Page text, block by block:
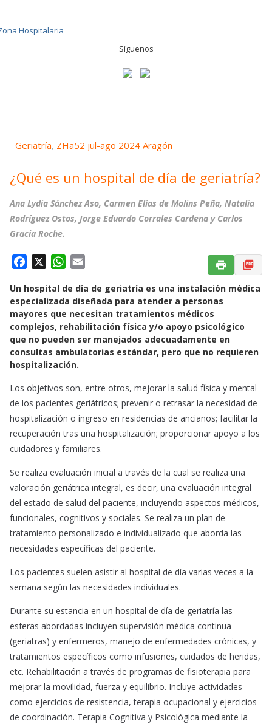
Síguenos
Geriatría, ZHa52 jul-ago 2024 Aragón
¿Qué es un hospital de día de geriatría?
Ana Lydia Sánchez Aso, Carmen Elías de Molins Peña, Natalia
Rodríguez Ostos, Jorge Eduardo Corrales Cardena y Carlos
Gracia Roche.
c
e
b
o
o
k
W
a
t
s
A
p
p
a
i
l
Un hospital de día de geriatría es una instalación médica
especializada diseñada para atender a personas
mayores que necesitan tratamientos médicos
complejos, rehabilitación física y/o apoyo psicológico
que no pueden ser manejados adecuadamente en
consultas ambulatorias estándar, pero que no requieren
hospitalización.
Los objetivos son, entre otros, mejorar la salud física y mental
de los pacientes geriátricos; prevenir o retrasar la necesidad de
hospitalización o ingreso en residencias de ancianos; facilitar la
recuperación tras una hospitalización; proporcionar apoyo a los
cuidadores y familiares.
Se realiza evaluación inicial a través de la cual se realiza una
valoración geriátrica integral, es decir, una evaluación integral
del estado de salud del paciente, incluyendo aspectos médicos,
funcionales, cognitivos y sociales. Se realiza un plan de
tratamiento personalizado e individualizado que aborda las
necesidades específicas del paciente.
Los pacientes suelen asistir al hospital de día varias veces a la
semana según las necesidades individuales.
Durante su estancia en un hospital de día de geriatría las
esferas abordadas incluyen supervisión médica continua
(geriatras) y enfermeros, manejo de enfermedades crónicas, y
tratamientos específicos como infusiones, cuidados de heridas,
etc. Rehabilitación a través de programas de fisioterapia para
mejorar la movilidad, fuerza y equilibrio. Incluye actividades
como ejercicios de resistencia, terapia ocupacional y ejercicios
de coordinación. Terapia Cognitiva y Psicológica mediante la